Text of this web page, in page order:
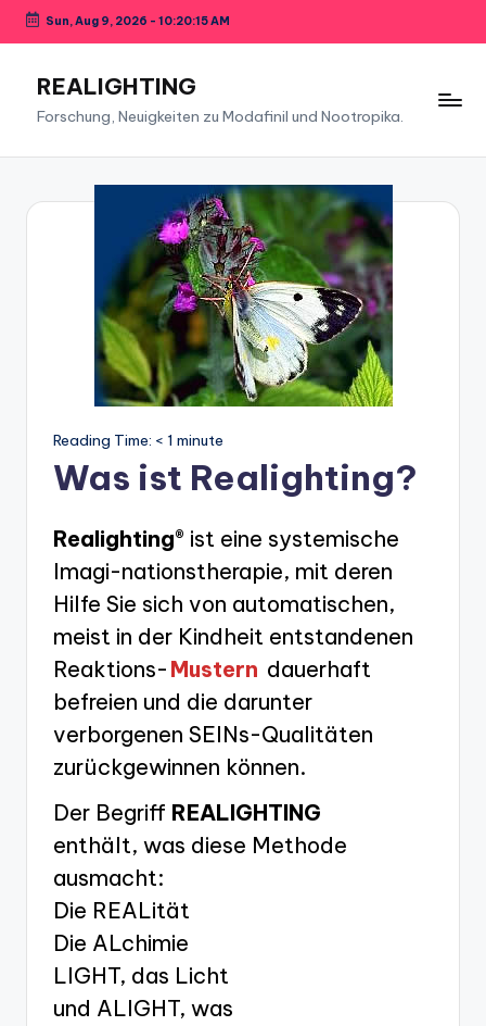
Skip
content
Sun, Aug 9, 2026 - 10:20:15 AM
REALIGHTING
Forschung, Neuigkeiten zu Modafinil und Nootropika.
Reading Time: < 1 minute
Was ist Realighting?
Realighting® ist eine systemische
Imagi-nationstherapie, mit deren
Hilfe Sie sich von automatischen,
meist in der Kindheit entstandenen
Reaktions- Mustern dauerhaft
befreien und die darunter
verborgenen SEINs-Qualitäten
zurückgewinnen können.
Der Begriff REALIGHTING
enthält, was diese Methode
ausmacht:
Die REALität
Die ALchimie
LIGHT, das Licht
und ALIGHT, was